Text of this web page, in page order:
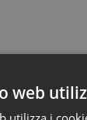
web